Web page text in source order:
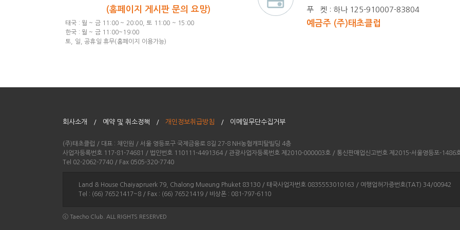
(홈페이지 게시판 문의 요망)
태국 : 월 ~ 금 11:00 ~ 20:00, 토 11:00 ~ 15:00
한국 : 월 ~ 금 11:00~19:00
토, 일, 공휴일 휴무(홈페이지 이용가능)
푸 켓 : 하나 125-910007-83804
예금주 (주)태초클럽
회사소개 / 예약 및 취소정책 / 개인정보취급방침 / 이메일무단수집거부
(주)태초클럽 / 대표 : 채인원 / 서울 영등포구 국제금융로 8길 27-8 NH농협캐피탈빌딩 4층
사업자등록번호 117-81-74681 / 법인번호 110111-4491364 / 관광사업자등록번호 제2010-000003호 / 통신판매업신고번호 제2015-서울영등포-1486
Tel 02-2062-7740 / Fax 0505-320-7740
Land & House Chaiyapruerk 79, Chalong Mueung Phuket 83130 / 태국사업자번호 0835553010163 / 여행업허가증번호(TAT) 34/00942
Tel : (66) 76521417~8 / Fax : (66) 76521419 / 비상폰 : 081-797-6110
ⓒ Taecho Club. ALL RIGHTS RESERVED